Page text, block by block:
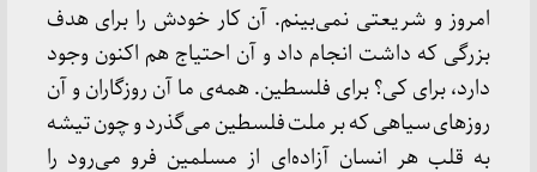
امروز و شریعتی نمی‌بینم. آن کار خودش را برای هدف
بزرگی که داشت انجام داد و آن احتیاج هم اکنون وجود
دارد، برای کی؟ برای فلسطین. همه‌ی ما آن روزگاران و آن
روزهای سیاهی که بر ملت فلسطین می‌گذرد و چون تیشه
به قلب هر انسان آزاده‌ای از مسلمین فرو می‌رود را